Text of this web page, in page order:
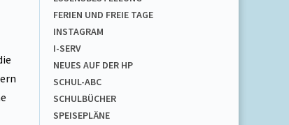
FERIEN UND FREIE TAGE
INSTAGRAM
I-SERV
NEUES AUF DER HP
SCHUL-ABC
SCHULBÜCHER
SPEISEPLÄNE